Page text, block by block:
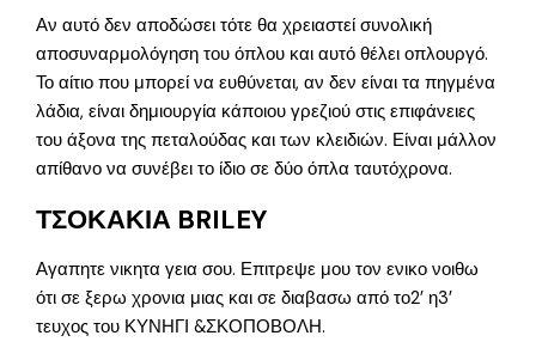
Αν αυτό δεν αποδώσει τότε θα χρειαστεί συνολική
αποσυναρμολόγηση του όπλου και αυτό θέλει οπλουργό.
Το αίτιο που μπορεί να ευθύνεται, αν δεν είναι τα πηγμένα
λάδια, είναι δημιουργία κάποιου γρεζιού στις επιφάνειες
του άξονα της πεταλούδας και των κλειδιών. Είναι μάλλον
απίθανο να συνέβει το ίδιο σε δύο όπλα ταυτόχρονα.
ΤΣΟΚΑΚΙΑ BRILEY
Αγαπητε νικητα γεια σου. Επιτρεψε μου τον ενικο νοιθω
ότι σε ξερω χρονια μιας και σε διαβασω από το2’ η3’
τευχος του ΚΥΝΗΓΙ &ΣΚΟΠΟΒΟΛΗ.